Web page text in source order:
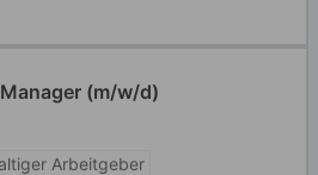
(m/w/d)
Arbeitgeber